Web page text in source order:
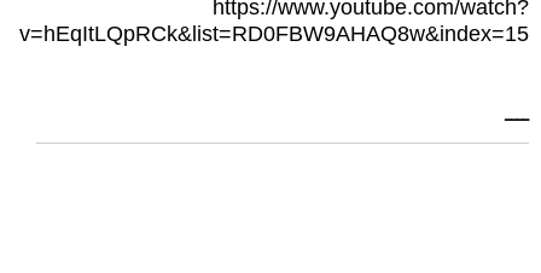
https://www.youtube.com/watch?
v=hEqItLQpRCk&list=RD0FBW9AHAQ8w&index=15
ــــ